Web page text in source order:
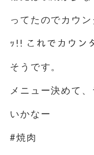
ってたのでカウ
ｯ!! これでカウン
そうです。
メニュー決めて
いかなー
#焼肉